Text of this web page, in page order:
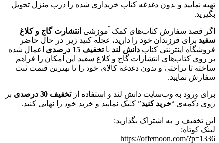
تهیه نمایید و بدون دغدغه کتاب خریداری شده را درب منزل تحویل
بگیرید.
اگر قصد سفارش کتاب‌های کمک آموزشی انتشارت گاج و کلاغ
سفید برای فرزندان خود را دارید، عجله کنید زیرا در حال حاضر
فروشگاه اینترنتی کتاب دانش لند با تخفیف 15 درصدی
اعمال شده
بر روی کتاب‌های انتشارات گاج و کلاغ سفید این امکان را فراهم
ساخته تا براحتی و بدون دغدغه کالای خود را با بهترین قیمت ثبت
سفارش نمایید.
برای ورود به وب‌سایت دانش لند و استفاده ازتخفیف 30 درصدی
بر
روی دکمه‌ی “خرید کنید” کلیک نمایید و خرید خود را نهایی کنید.
این تخفیف را به اشتراک بگذارید:
لینک کوتاه:
https://offemoon.com/?p=1336